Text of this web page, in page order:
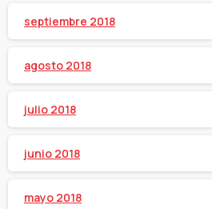
septiembre 2018
agosto 2018
julio 2018
junio 2018
mayo 2018